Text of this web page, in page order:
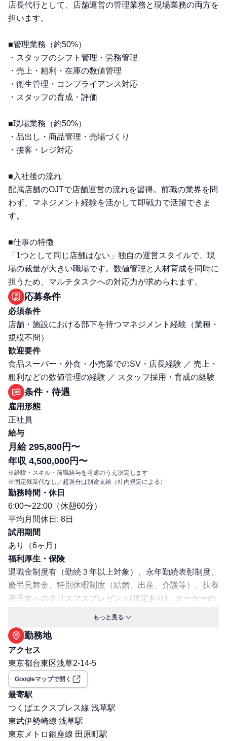
店長代行として、店舗運営の管理業務と現場業務の両方を
担います。
■管理業務（約50%）
・スタッフのシフト管理・労務管理
・売上・粗利・在庫の数値管理
・衛生管理・コンプライアンス対応
・スタッフの育成・評価
■現場業務（約50%）
・品出し・商品管理・売場づくり
・接客・レジ対応
■入社後の流れ
配属店舗のOJTで店舗運営の流れを習得。前職の業界を問
わず、マネジメント経験を活かして即戦力で活躍できま
す。
■仕事の特徴
「1つとして同じ店舗はない」独自の運営スタイルで、現
場の裁量が大きい職場です。数値管理と人材育成を同時に
担うため、マルチタスクへの対応力が求められます。
応募条件
必須条件
店舗・施設における部下を持つマネジメント経験（業種・
規模不問）
歓迎要件
食品スーパー・外食・小売業でのSV・店長経験 ／ 売上・
粗利などの数値管理の経験 ／ スタッフ採用・育成の経験
条件・待遇
雇用形態
正社員
給与
月給 295,800円〜
年収 4,500,000円〜
※経験・スキル・前職給与を考慮のうえ決定します
※固定残業代なし／超過分は別途支給（社内規定による）
勤務時間・休日
6:00〜22:00（休憩60分）
平均月間休日: 8日
試用期間
あり（6ヶ月）
福利厚生・保険
退職金制度有（勤続３年以上対象）、永年勤続表彰制度、
慶弔見舞金、特別休暇制度（結婚、出産、介護等）、扶養
者子女へのクリスマスプレゼント(規定あり)、オーケーの
保険: 社会保険完備（健康保険・厚生年金・雇用保険・労
災保険）
職場環境・ルール
受動喫煙対策（喫煙ルール）: 屋内全面禁煙
選考プロセス
面接回数: 2回
選考プロセス詳細: 1次面接：面接（WEBもしくは対
面） 2次面接：対面面接
もっと見る
勤務地
アクセス
東京都台東区浅草2-14-5
Googleマップで開く
最寄駅
つくばエクスプレス線 浅草駅
東武伊勢崎線 浅草駅
東京メトロ銀座線 田原町駅